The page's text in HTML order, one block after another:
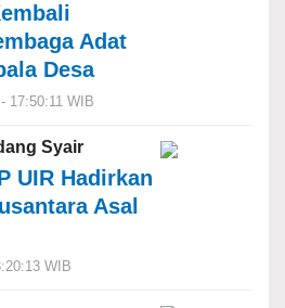
Adat
Desa
17:50:11 WIB
Syair
UIR Hadirkan
Asal
WIB